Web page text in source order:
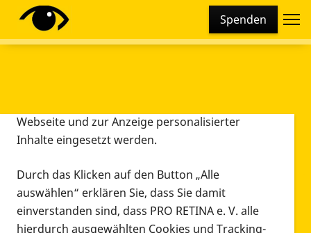
Spenden
Diese Webseite setzt verschiedene Cookies und
Tracking-Tools ein. Dies beinhaltet Cookies und
Webseite und zur Anzeige personalisierter
Inhalte eingesetzt werden.
Durch das Klicken auf den Button „Alle
auswählen“ erklären Sie, dass Sie damit
einverstanden sind, dass PRO RETINA e. V. alle
hierdurch ausgewählten Cookies und Tracking-